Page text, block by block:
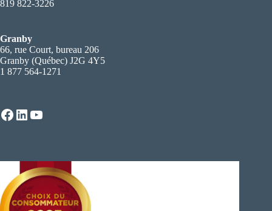
819 822-3226
Granby
66, rue Court, bureau 206
Granby (Québec) J2G 4Y5
1 877 564-1271
Facebook
LinkedIn
YouTube